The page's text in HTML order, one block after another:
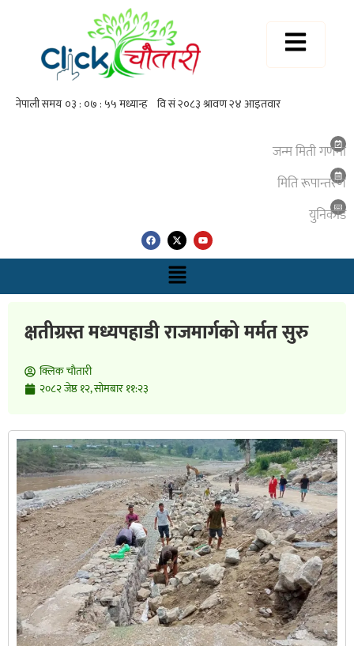
जन्म मिती गणना
मिति रूपान्तरण
युनिकाेड
क्षतीग्रस्त मध्यपहाडी राजमार्गको मर्मत सुरु
क्लिक चाैतारी
२०८२ जेष्ठ १२, सोमबार ११:२३